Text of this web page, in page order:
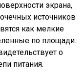
экрана,
источников
как мелкие
по площади.
о
питания.